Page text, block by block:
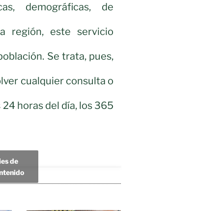
demográficas, de
región, este servicio
Se trata, pues,
cualquier consulta o
horas del día, los 365
de